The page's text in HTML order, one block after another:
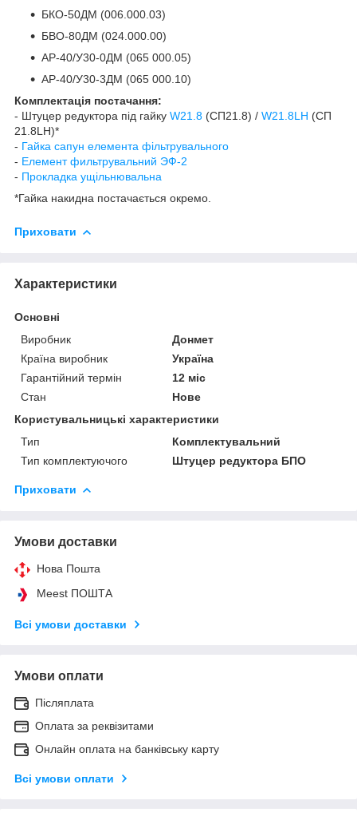
БКО-50ДМ (006.000.03)
БВО-80ДМ (024.000.00)
АР-40/У30-0ДМ (065 000.05)
АР-40/У30-3ДМ (065 000.10)
Комплектація постачання:
- Штуцер редуктора під гайку W21.8 (СП21.8) / W21.8LH (СП
21.8LH)*
- Гайка сапун елемента фільтрувального
- Елемент фильтрувальний ЭФ-2
- Прокладка ущільнювальна
*Гайка накидна постачається окремо.
Приховати
Характеристики
Основні
Виробник
Донмет
Країна виробник
Україна
Гарантійний термін
12 міс
Стан
Нове
Користувальницькі характеристики
Тип
Комплектувальний
Тип комплектуючого
Штуцер редуктора БПО
Приховати
Умови доставки
Нова Пошта
Meest ПОШТА
Всі умови доставки
Умови оплати
Післяплата
Оплата за реквізитами
Онлайн оплата на банківську карту
Всі умови оплати